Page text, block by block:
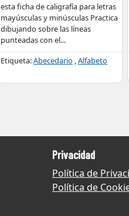
esta ficha de caligrafía para letras
mayúsculas y minúsculas Practica
dibujando sobre las líneas
punteadas con el...
Etiqueta:Abecedario ,Alfabeto
Privacidad
Política de
Política de